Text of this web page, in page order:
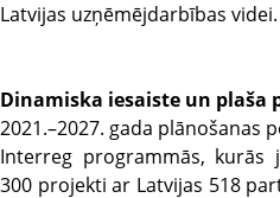
Latvijas uzņēmējdarbības videi.
Dinamiska iesaiste un plaša
2021.–2027. gada plānošanas
Interreg programmās, kurās
300 projekti ar Latvijas 518